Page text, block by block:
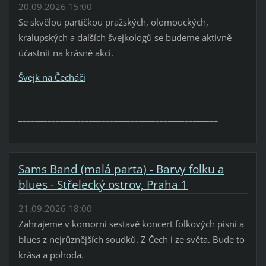
20.09.2026 15:00
Se skvělou partičkou pražských, olomouckých,
kralupských a dalších švejkologů se budeme aktivně
účastnit na krásné akci.
Švejk na Čecháči
Sams Band (malá parta) - Barvy folku a
blues - Střelecký ostrov, Praha 1
21.09.2026 18:00
Zahrajeme v komorní sestavě koncert folkových písní a
blues z nejrůznějších soudků. Z Čech i ze světa. Bude to
krása a pohoda.